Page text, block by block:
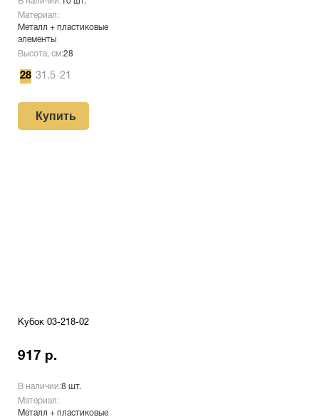
Материал:
Металл + пластиковые
элементы
Высота, см:28
28 31.5 21
Купить
Кубок 03-218-02
917 р.
В наличии:8 шт.
Материал:
Металл + пластиковые